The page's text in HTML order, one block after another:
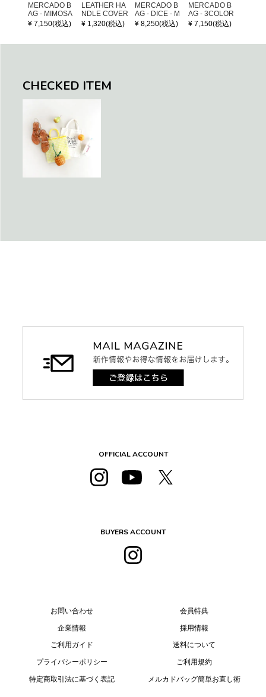
MERCADO B
AG - MIMOSA
- Black / Crea
m (SHORT X
¥ 7,150(税込)
LEATHER HA
NDLE COVER
¥ 1,320(税込)
MERCADO B
AG - DICE - M
OSAIC - Black
/ Cream / Meta
¥ 8,250(税込)
MERCADO B
AG - 3COLOR
S CHECK - Bl
ack / Dark Gre
¥ 7,150(税込)
CHECKED ITEM
OFFICIAL ACCOUNT
BUYERS ACCOUNT
お問い合わせ
企業情報
ご利用ガイド
プライバシーポリシー
特定商取引法に基づく表記
会員特典
採用情報
送料について
ご利用規約
メルカドバッグ簡単お直し術